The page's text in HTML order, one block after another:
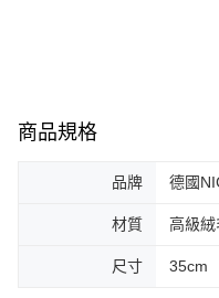
商品規格
品牌 德國
材質 高級
尺寸 35cm